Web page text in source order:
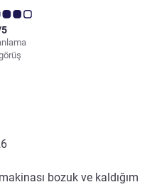
4.5/5
bozuk ve kaldığım